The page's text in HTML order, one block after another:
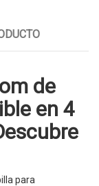
de
en 4
para